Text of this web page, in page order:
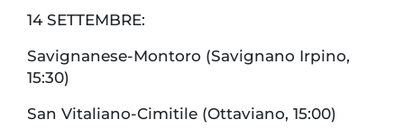
14 SETTEMBRE:
Savignanese-Montoro (Savignano Irpino,
15:30)
San Vitaliano-Cimitile (Ottaviano, 15:00)